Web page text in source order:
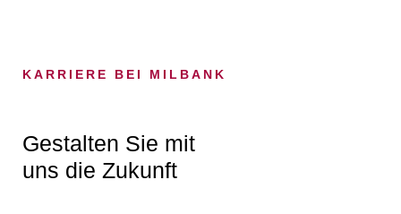
KARRIERE BEI MILBANK
Gestalten Sie mit
uns die Zukunft